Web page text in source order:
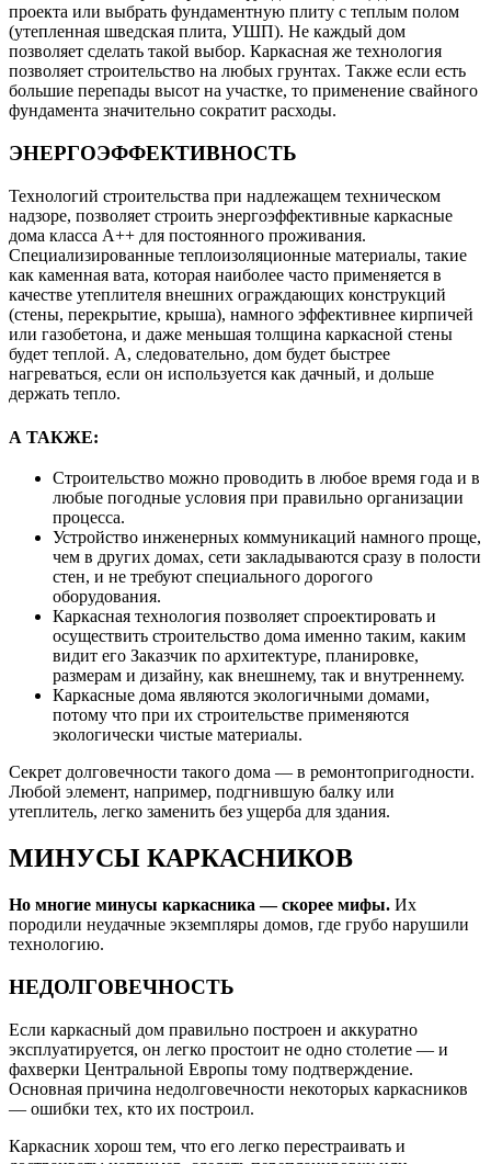
проекта или выбрать фундаментную плиту с теплым полом
(утепленная шведская плита, УШП). Не каждый дом
позволяет сделать такой выбор. Каркасная же технология
позволяет строительство на любых грунтах. Также если есть
большие перепады высот на участке, то применение свайного
фундамента значительно сократит расходы.
ЭНЕРГОЭФФЕКТИВНОСТЬ
Технологий строительства при надлежащем техническом
надзоре, позволяет строить энергоэффективные каркасные
дома класса А++ для постоянного проживания.
Специализированные теплоизоляционные материалы, такие
как каменная вата, которая наиболее часто применяется в
качестве утеплителя внешних ограждающих конструкций
(стены, перекрытие, крыша), намного эффективнее кирпичей
или газобетона, и даже меньшая толщина каркасной стены
будет теплой. А, следовательно, дом будет быстрее
нагреваться, если он используется как дачный, и дольше
держать тепло.
А ТАКЖЕ:
Строительство можно проводить в любое время года и в
любые погодные условия при правильно организации
процесса.
Устройство инженерных коммуникаций намного проще,
чем в других домах, сети закладываются сразу в полости
стен, и не требуют специального дорогого
оборудования.
Каркасная технология позволяет спроектировать и
осуществить строительство дома именно таким, каким
видит его Заказчик по архитектуре, планировке,
размерам и дизайну, как внешнему, так и внутреннему.
Каркасные дома являются экологичными домами,
потому что при их строительстве применяются
экологически чистые материалы.
Секрет долговечности такого дома — в ремонтопригодности.
Любой элемент, например, подгнившую балку или
утеплитель, легко заменить без ущерба для здания.
МИНУСЫ КАРКАСНИКОВ
Но многие минусы каркасника — скорее мифы. Их
породили неудачные экземпляры домов, где грубо нарушили
технологию.
НЕДОЛГОВЕЧНОСТЬ
Если каркасный дом правильно построен и аккуратно
эксплуатируется, он легко простоит не одно столетие — и
фахверки Центральной Европы тому подтверждение.
Основная причина недолговечности некоторых каркасников
— ошибки тех, кто их построил.
Каркасник хорош тем, что его легко перестраивать и